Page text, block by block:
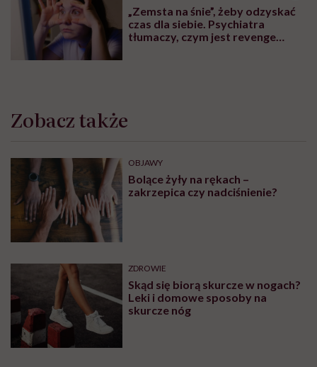
„Zemsta na śnie”, żeby odzyskać
czas dla siebie. Psychiatra
tłumaczy, czym jest revenge
Zobacz także
OBJAWY
Bolące żyły na rękach –
zakrzepica czy nadciśnienie?
ZDROWIE
Skąd się biorą skurcze w nogach?
Leki i domowe sposoby na
skurcze nóg